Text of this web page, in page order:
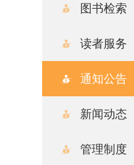
图书检索
读者服务
通知公告
新闻动态
管理制度